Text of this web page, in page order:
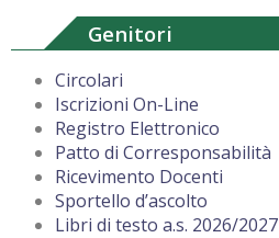
Genitori
Circolari
Iscrizioni On-Line
Registro Elettronico
Patto di Corresponsabilità
Ricevimento Docenti
Sportello d’ascolto
Libri di testo a.s. 2026/2027